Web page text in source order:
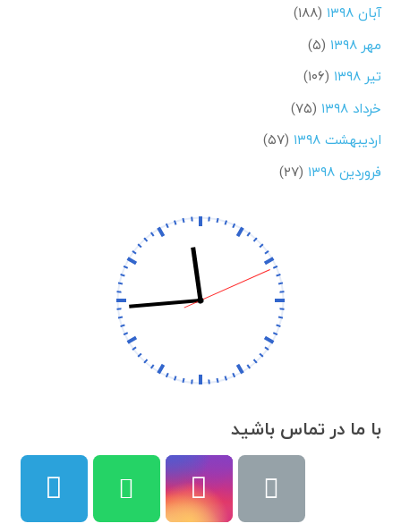
آبان ۱۳۹۸
(۱۸۸)
مهر ۱۳۹۸
(۵)
تیر ۱۳۹۸
(۱۰۶)
خرداد ۱۳۹۸
(۷۵)
اردیبهشت ۱۳۹۸
(۵۷)
فروردین ۱۳۹۸
(۲۷)
با ما در تماس باشید